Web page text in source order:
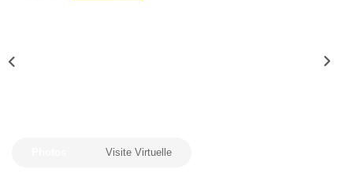
Visite Virtuelle